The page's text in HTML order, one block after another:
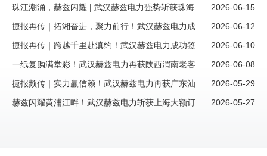
户复购大单彰显硬核实力！
2026-06-15
珠江潮涌，赫兹闪耀 | 武汉赫兹电力强势斩获珠海
大额新订单！
2026-06-12
捷报再传｜拓湘奋进，聚力前行！武汉赫兹电力成
功签约湖南株洲大额新订单
2026-06-10
捷报再传｜跨越千里赴滇约！武汉赫兹电力成功签
约昆明新客户大额订单，西南市场再添重磅伙伴
2026-06-08
一纸复购满堂彩！武汉赫兹电力再获陕西渭南老客
户信赖，续写“信任长歌”新篇章
2026-05-29
捷报频传｜实力赢信赖！武汉赫兹电力再获广东汕
头老客户大额复购订单
2026-05-27
赫兹闪耀黄浦江畔！武汉赫兹电力斩获上海大额订